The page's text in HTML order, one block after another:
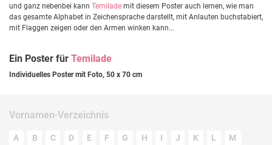
und ganz nebenbei kann Temilade mit diesem Poster auch lernen, wie man
das gesamte Alphabet in Zeichensprache darstellt, mit Anlauten buchstabiert,
mit Flaggen zeigen oder den Armen winken kann...
Ein Poster für Temilade
Individuelles Poster mit Foto, 50 x 70 cm
Vornamen-Verzeichnis
A B C D E F G H I J K L M